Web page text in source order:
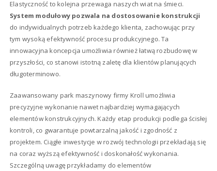
Elastyczność to kolejna przewaga naszych wiat na śmieci.
System modułowy pozwala na dostosowanie konstrukcji
do indywidualnych potrzeb każdego klienta, zachowując przy
tym wysoką efektywność procesu produkcyjnego. Ta
innowacyjna koncepcja umożliwia również łatwą rozbudowę w
przyszłości, co stanowi istotną zaletę dla klientów planujących
długoterminowo.
Zaawansowany park maszynowy firmy Kroll umożliwia
precyzyjne wykonanie nawet najbardziej wymagających
elementów konstrukcyjnych. Każdy etap produkcji podlega ścisłej
kontroli, co gwarantuje powtarzalną jakość i zgodność z
projektem. Ciągłe inwestycje w rozwój technologii przekładają się
na coraz wyższą efektywność i doskonałość wykonania.
Szczególną uwagę przykładamy do elementów